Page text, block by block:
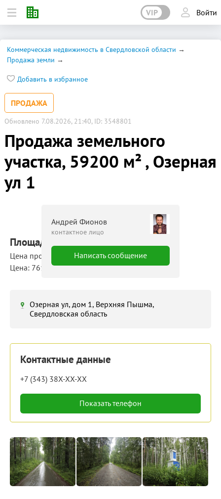
VIP Войти
Коммерческая недвижимость в Свердловской области
Продажа земли
Добавить в избранное
ПРОДАЖА
Обновлено 7.08.2026, 21:40, ID: 3548801
Продажа земельного
участка, 59200 м² , Озерная
ул 1
Андрей Фионов
контактное лицо
Написать сообщение
Площадь: 59200 м²
Цена продажи: 45 000 000 руб.
Цена: 761 руб./м²
Озерная ул, дом 1, Верхняя Пышма,
Свердловская область
Контактные данные
+7 (343) 38X-XX-XX
Показать телефон